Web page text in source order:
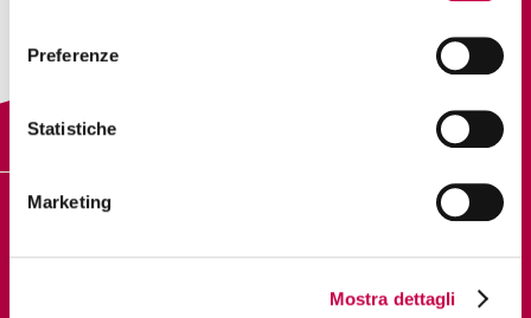
Preferenze
Statistiche
Marketing
Mostra dettagli